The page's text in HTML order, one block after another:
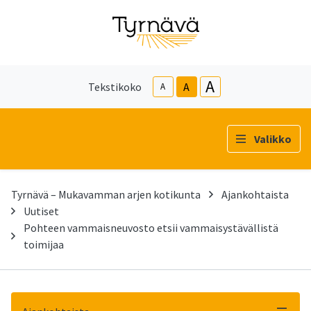
Tekstikoko A A A
Valikko
Tyrnävä – Mukavamman arjen kotikunta
Ajankohtaista
Uutiset
Pohteen vammaisneuvosto etsii vammaisystävällistä
toimijaa